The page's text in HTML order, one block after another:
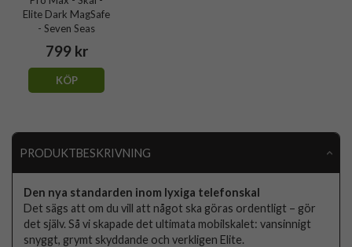
Elite Dark MagSafe
- Seven Seas
799 kr
KÖP
PRODUKTBESKRIVNING
Den nya standarden inom lyxiga telefonskal
Det sägs att om du vill att något ska göras ordentligt – gör
det själv. Så vi skapade det ultimata mobilskalet: vansinnigt
snyggt, grymt skyddande och verkligen Elite.